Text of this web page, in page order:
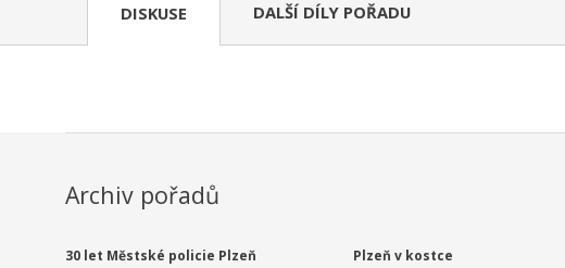
DISKUSE DALŠÍ DÍLY POŘADU
Archiv pořadů
30 let Městské policie Plzeň
Plzeň v kostce